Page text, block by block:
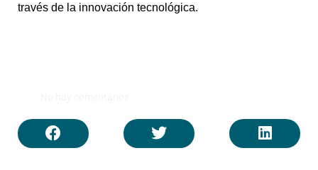
través de la innovación tecnológica.